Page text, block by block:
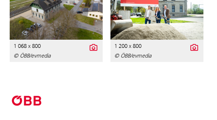
1 068 x 800
© ÖBB/evmedia
1 200 x 800
© ÖBB/evmedia